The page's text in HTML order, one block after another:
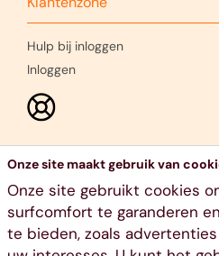
Hulp bij inloggen
Inloggen
Onze site maakt gebruik van
Onze site gebruikt cookies
surfcomfort te garanderen
te bieden, zoals